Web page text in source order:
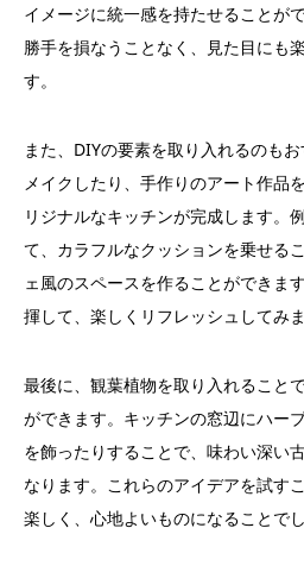
イメージに統一感を持たせることが
勝手を損なうことなく、見た目にも
す。
また、DIYの要素を取り入れるのも
メイクしたり、手作りのアート作品
リジナルなキッチンが完成します。
て、カラフルなクッションを乗せる
ェ風のスペースを作ることができま
揮して、楽しくリフレッシュしてみま
最後に、観葉植物を取り入れること
ができます。キッチンの窓辺にハー
を飾ったりすることで、味わい深い
なります。これらのアイデアを試す
楽しく、心地よいものになることでし